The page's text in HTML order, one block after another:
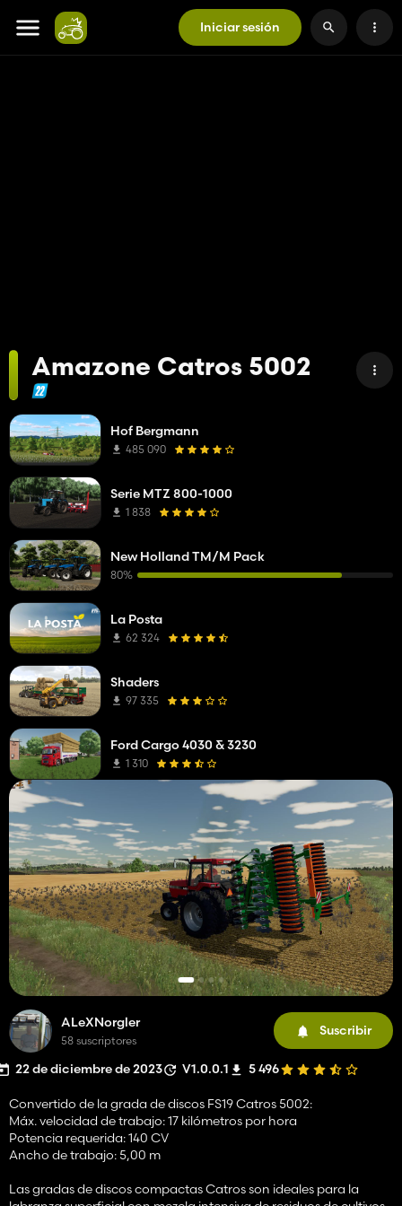
Iniciar sesión
Amazone Catros 5002
ALeXNorgler
58 suscriptores
Suscribir
22 de diciembre de 2023 V1.0.0.1 5 496
Convertido de la grada de discos FS19 Catros 5002:
Máx. velocidad de trabajo: 17 kilómetros por hora
Potencia requerida: 140 CV
Ancho de trabajo: 5,00 m
Las gradas de discos compactas Catros son ideales para la
Hof Bergmann
485 090
Serie MTZ 800-1000
1 838
New Holland TM/M Pack
80%
La Posta
62 324
Shaders
97 335
Ford Cargo 4030 & 3230
1 310